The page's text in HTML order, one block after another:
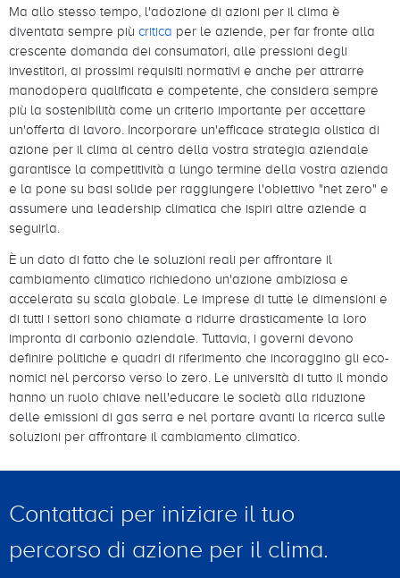
Ma allo stesso tempo, l'adozione di azioni per il clima è
diventata sempre più critica per le aziende, per far fronte alla
crescente domanda dei consumatori, alle pressioni degli
investitori, ai prossimi requisiti normativi e anche per attrarre
manodopera qualificata e competente, che considera sempre
più la sostenibilità come un criterio importante per accettare
un'offerta di lavoro. Incorporare un'efficace strategia olistica di
azione per il clima al centro della vostra strategia aziendale
garantisce la competitività a lungo termine della vostra azienda
e la pone su basi solide per raggiungere l'obiettivo "net zero" e
assumere una leadership climatica che ispiri altre aziende a
seguirla.
È un dato di fatto che le soluzioni reali per affrontare il
cambiamento climatico richiedono un'azione ambiziosa e
accelerata su scala globale. Le imprese di tutte le dimensioni e
di tutti i settori sono chiamate a ridurre drasticamente la loro
impronta di carbonio aziendale. Tuttavia, i governi devono
definire politiche e quadri di riferimento che incoraggino gli eco-
nomici nel percorso verso lo zero. Le università di tutto il mondo
hanno un ruolo chiave nell'educare le società alla riduzione
delle emissioni di gas serra e nel portare avanti la ricerca sulle
soluzioni per affrontare il cambiamento climatico.
Contattaci per iniziare il tuo
percorso di azione per il clima.